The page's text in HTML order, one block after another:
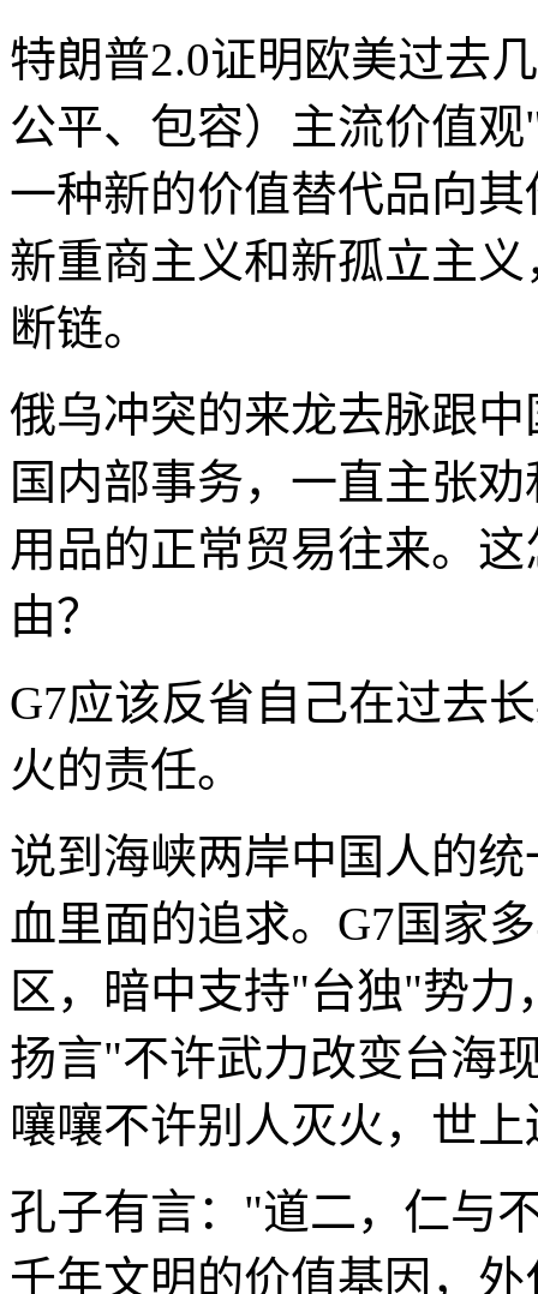
特朗普2.0证明欧美过去
公平、包容）主流价值
一种新的价值替代品向
新重商主义和新孤立主
断链。
俄乌冲突的来龙去脉跟
国内部事务，一直主张
用品的正常贸易往来。
由？
G7应该反省自己在过去
火的责任。
说到海峡两岸中国人的
血里面的追求。G7国家
区，暗中支持"台独"势力
扬言"不许武力改变台海
嚷嚷不许别人灭火，世
孔子有言："道二，仁与
千年文明的价值基因，